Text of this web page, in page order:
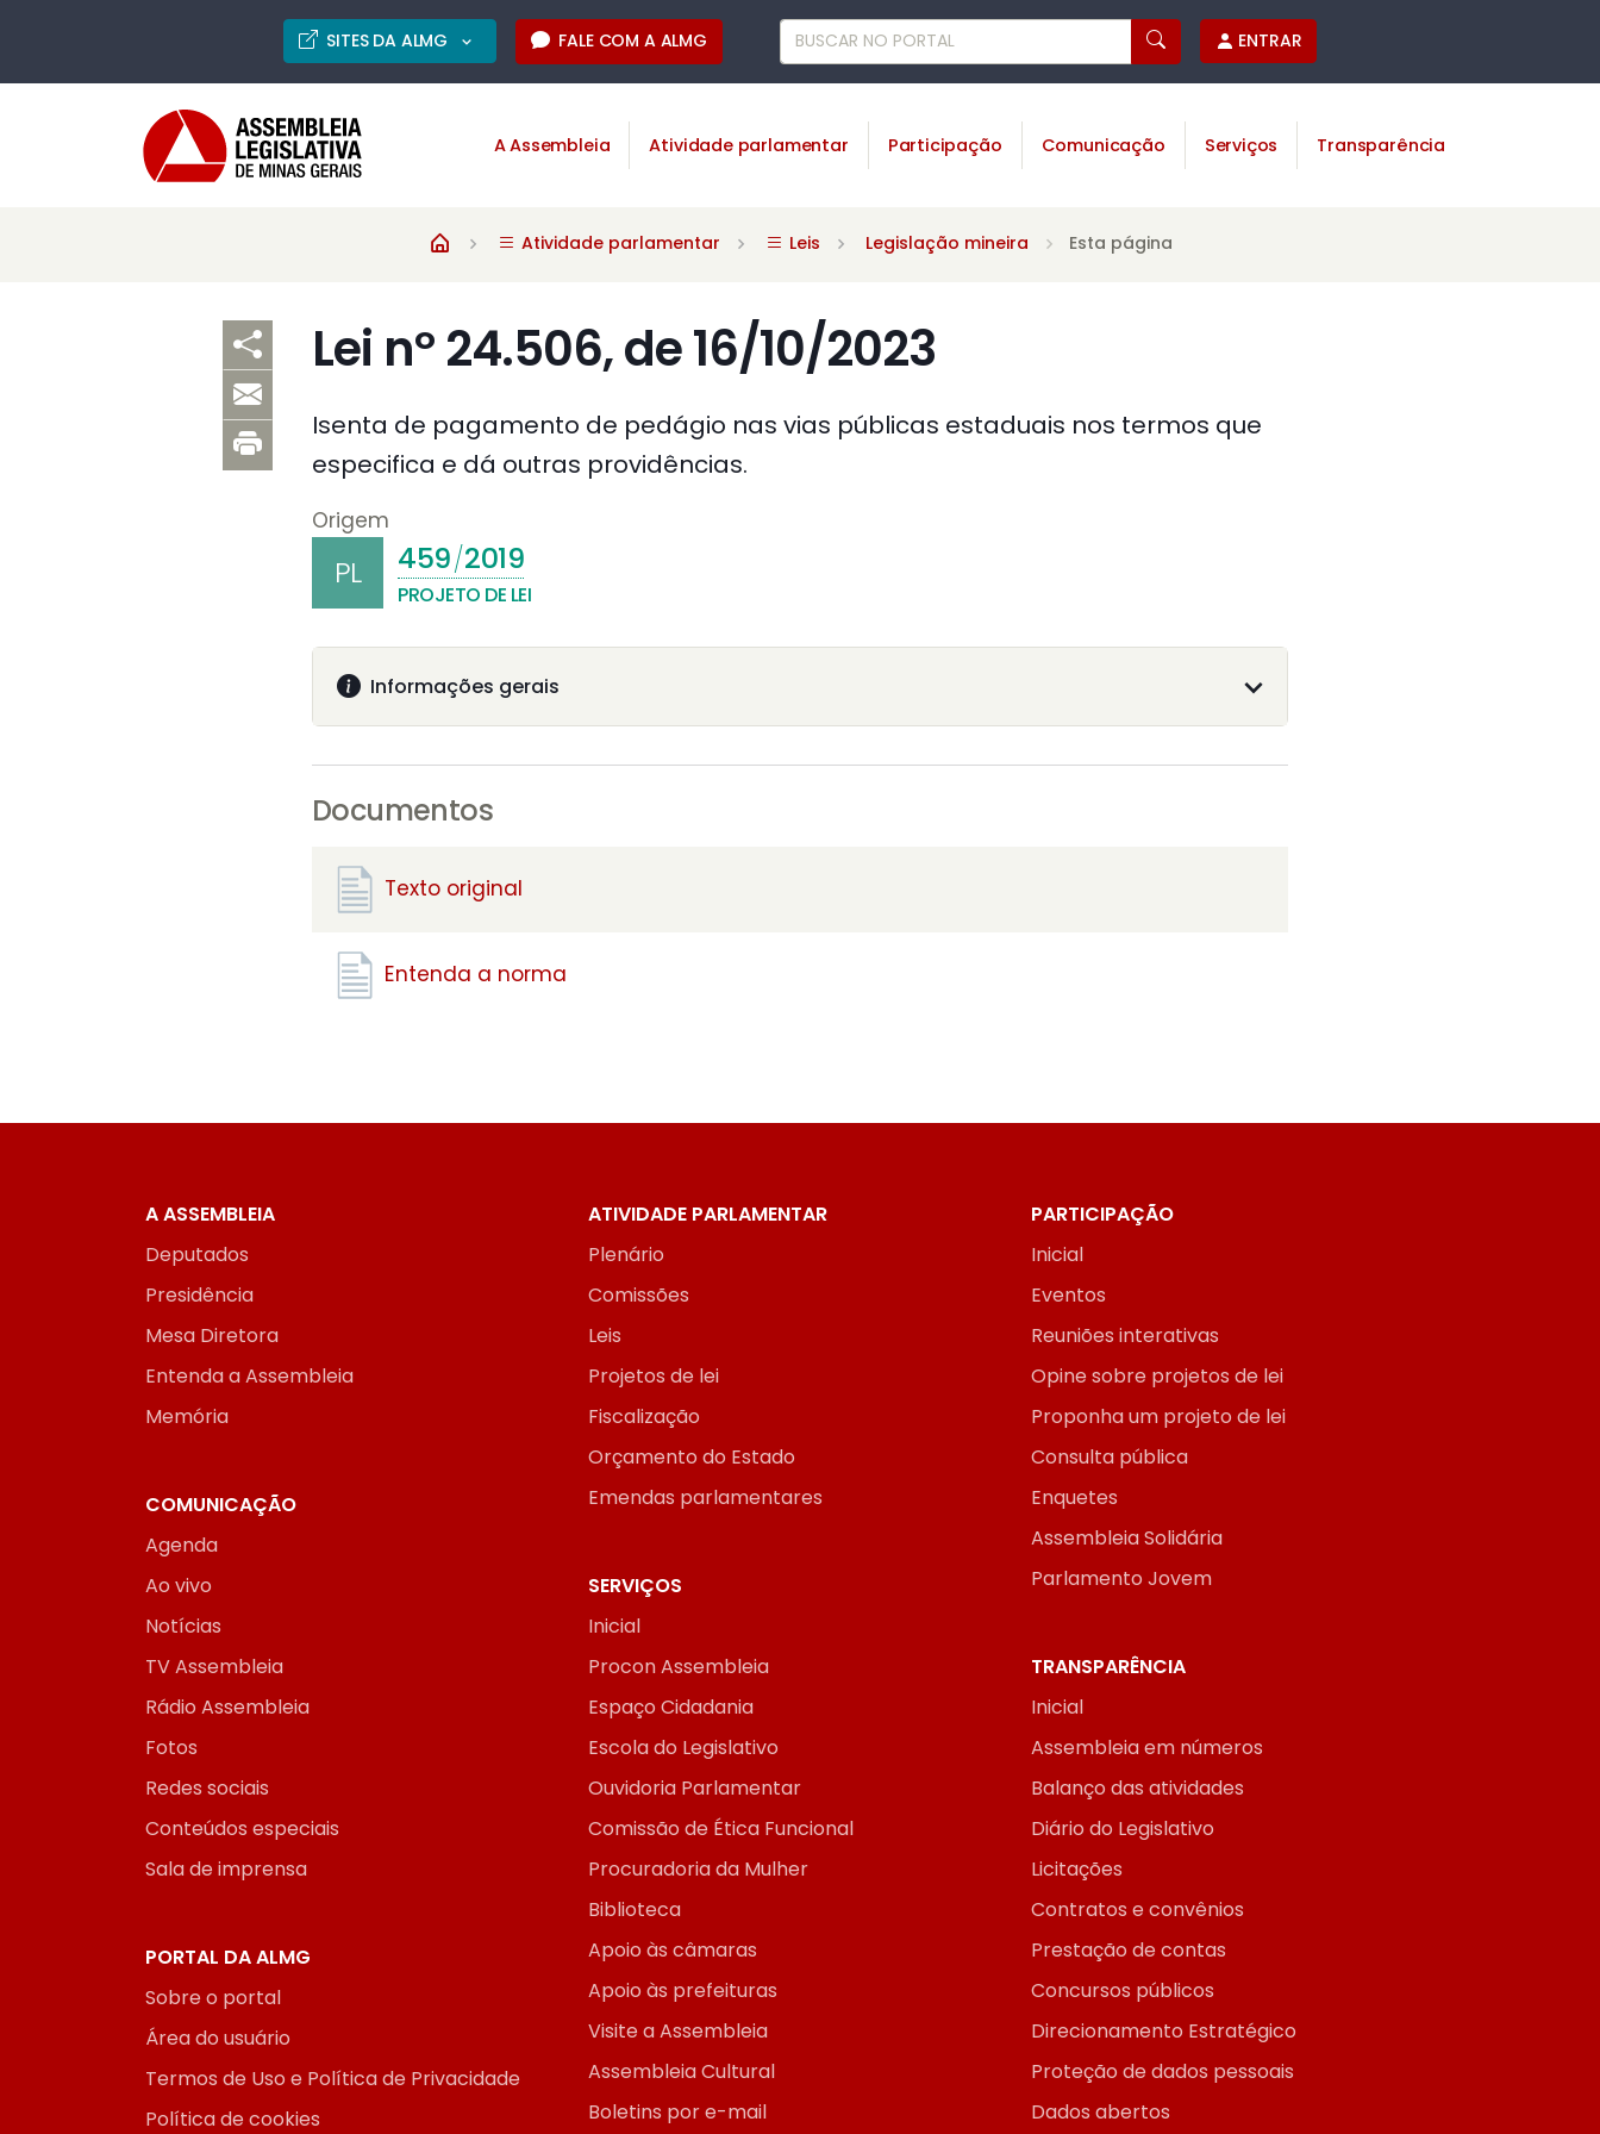
SITES DA ALMG FALE COM A ALMG ENTRAR
A Assembleia Atividade parlamentar Participação Comunicação Serviços Transparência
Atividade parlamentar Leis Legislação mineira Esta página
Lei nº 24.506, de 16/10/2023
Isenta de pagamento de pedágio nas vias públicas estaduais nos termos que
especifica e dá outras providências.
Origem
PL 459/2019
PROJETO DE LEI
Informações gerais
Documentos
Texto original
Entenda a norma
A ASSEMBLEIA
Deputados
Presidência
Mesa Diretora
Entenda a Assembleia
Memória
ATIVIDADE PARLAMENTAR
Plenário
Comissões
Leis
Projetos de lei
Fiscalização
Orçamento do Estado
Emendas parlamentares
PARTICIPAÇÃO
Inicial
Eventos
Reuniões interativas
Opine sobre projetos de lei
Proponha um projeto de lei
Consulta pública
Enquetes
Assembleia Solidária
Parlamento Jovem
COMUNICAÇÃO
Agenda
Ao vivo
Notícias
TV Assembleia
Rádio Assembleia
Fotos
Redes sociais
Conteúdos especiais
Sala de imprensa
SERVIÇOS
Inicial
Procon Assembleia
Espaço Cidadania
Escola do Legislativo
Ouvidoria Parlamentar
Comissão de Ética Funcional
Procuradoria da Mulher
Biblioteca
Apoio às câmaras
Apoio às prefeituras
Visite a Assembleia
Assembleia Cultural
Boletins por e-mail
TRANSPARÊNCIA
Inicial
Assembleia em números
Balanço das atividades
Diário do Legislativo
Licitações
Contratos e convênios
Prestação de contas
Concursos públicos
Direcionamento Estratégico
Proteção de dados pessoais
Dados abertos
PORTAL DA ALMG
Sobre o portal
Área do usuário
Termos de Uso e Política de Privacidade
Política de cookies